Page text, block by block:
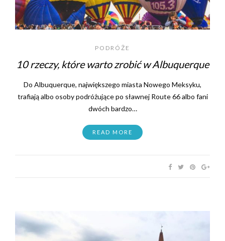
PODRÓŻE
10 rzeczy, które warto zrobić w Albuquerque
Do Albuquerque, największego miasta Nowego Meksyku,
trafiają albo osoby podróżujące po sławnej Route 66 albo fani
dwóch bardzo…
READ MORE